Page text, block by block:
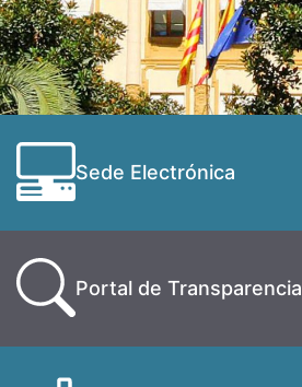
Sede Electrónica
Portal de Transparencia